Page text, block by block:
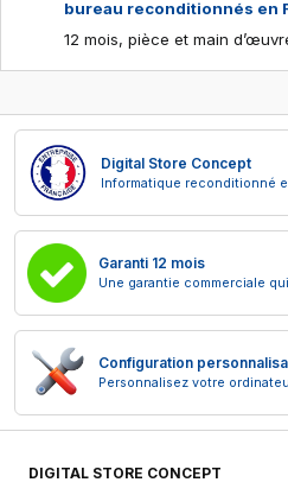
bureau reconditionnés en
12 mois, pièce et main
Digital Store Concept
Informatique reconditionné
Garanti 12 mois
Une garantie commerciale
Configuration
Personnalisez votre
DIGITAL STORE CONCEPT